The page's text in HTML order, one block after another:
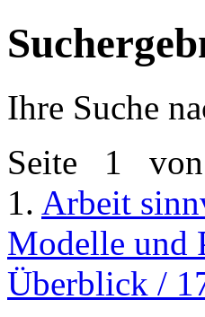
Ihre Suche
Seite 1
1. Arbeit
Modelle und
Überblick /